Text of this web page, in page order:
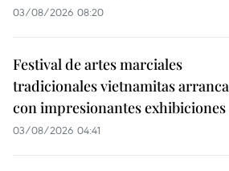
03/08/2026 08:20
Festival de artes marciales
tradicionales vietnamitas arranca
con impresionantes exhibiciones
03/08/2026 04:41